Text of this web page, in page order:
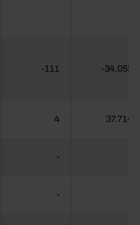
-111 -34.053
4 37.714
-
-